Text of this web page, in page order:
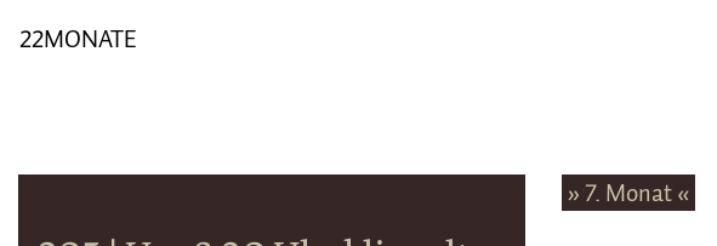
22MONATE
» 7. Monat «